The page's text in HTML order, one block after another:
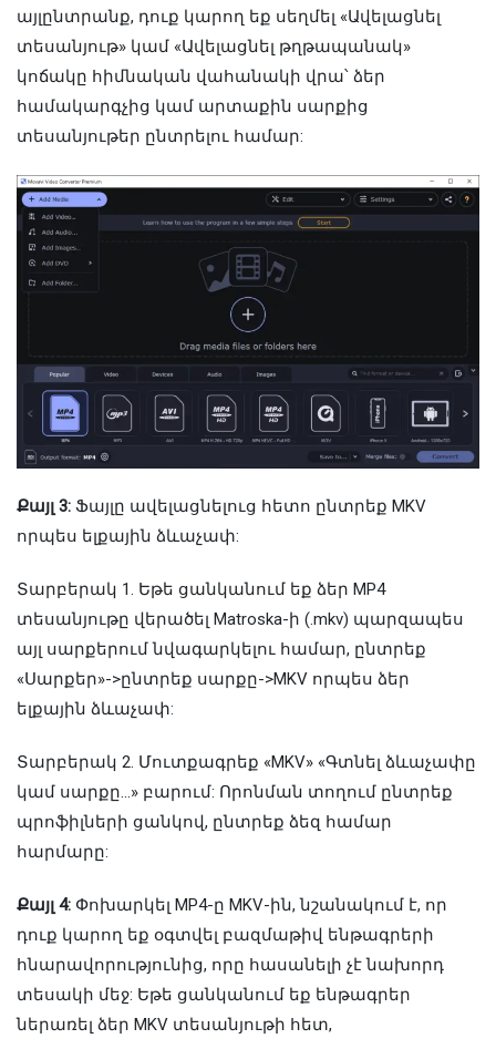
այլընտրանք, դուք կարող եք սեղմել «Ավելացնել
տեսանյութ» կամ «Ավելացնել թղթապանակ»
կոճակը հիմնական վահանակի վրա՝ ձեր
համակարգչից կամ արտաքին սարքից
տեսանյութեր ընտրելու համար:
Քայլ 3: Ֆայլը ավելացնելուց հետո ընտրեք MKV
որպես ելքային ձևաչափ:
Տարբերակ 1. Եթե ցանկանում եք ձեր MP4
տեսանյութը վերածել Matroska-ի (.mkv) պարզապես
այլ սարքերում նվագարկելու համար, ընտրեք
«Սարքեր»->ընտրեք սարքը->MKV որպես ձեր
ելքային ձևաչափ:
Տարբերակ 2. Մուտքագրեք «MKV» «Գտնել ձևաչափը
կամ սարքը…» բարում: Որոնման տողում ընտրեք
պրոֆիլների ցանկով, ընտրեք ձեզ համար
հարմարը:
Քայլ 4: Փոխարկել MP4-ը MKV-ին, նշանակում է, որ
դուք կարող եք օգտվել բազմաթիվ ենթագրերի
հնարավորությունից, որը հասանելի չէ նախորդ
տեսակի մեջ: Եթե ​​ցանկանում եք ենթագրեր
ներառել ձեր MKV տեսանյութի հետ,